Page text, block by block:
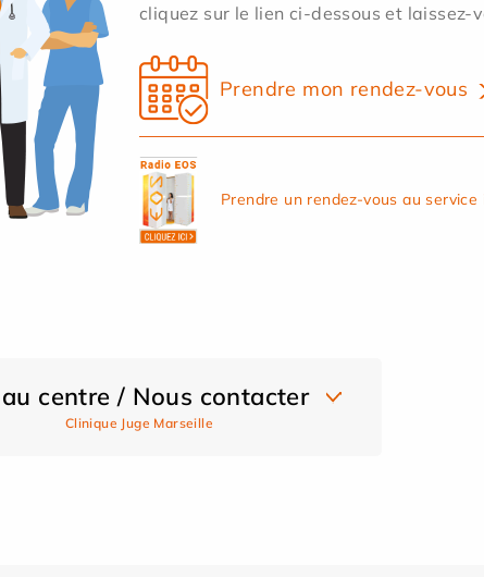
cliquez sur le lien ci-dessous et laissez-
Prendre mon rendez-vous
Prendre un rendez-vous au service
centre / Nous contacter
Clinique Juge Marseille